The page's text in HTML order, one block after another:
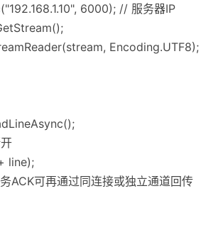
6000); // 服务器IP
Encoding.UTF8);
line);
ACK可再通过同连接或独立通道回传